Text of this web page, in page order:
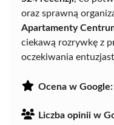
oraz sprawną
Apartamenty
ciekawą rozrywkę z
oczekiwania
Ocena w Google:
Liczba opinii w